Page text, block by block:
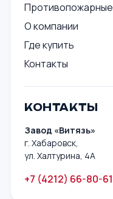
Противопожарные
О компании
Где купить
Контакты
КОНТАКТЫ
Завод «Витязь»
г. Хабаровск,
ул. Халтурина, 4А
+7 (4212) 66-80-61